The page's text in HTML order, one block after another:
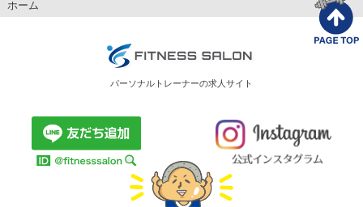
ホーム
パーソナルトレーナーの求人サイト